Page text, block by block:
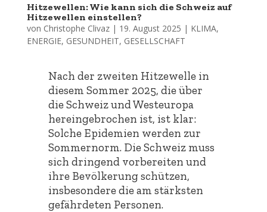
Hitzewellen: Wie kann sich die Schweiz auf
Hitzewellen einstellen?
von Christophe Clivaz| 19. August 2025 | KLIMA,
ENERGIE, GESUNDHEIT, GESELLSCHAFT
Nach der zweiten Hitzewelle in
diesem Sommer 2025, die über
die Schweiz und Westeuropa
hereingebrochen ist, ist klar:
Solche Epidemien werden zur
Sommernorm. Die Schweiz muss
sich dringend vorbereiten und
ihre Bevölkerung schützen,
insbesondere die am stärksten
gefährdeten Personen.